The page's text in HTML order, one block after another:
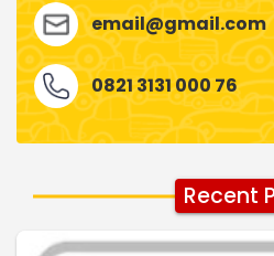
email@gmail.com
0821 3131 000 76
Recent